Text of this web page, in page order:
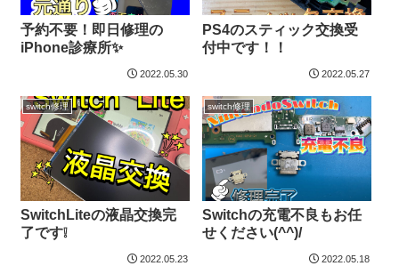
予約不要！即日修理の
iPhone診療所✨
2022.05.30
PS4のスティック交換受
付中です！！
2022.05.27
switch修理
SwitchLiteの液晶交換完
了です❕
2022.05.23
switch修理
Switchの充電不良もお任
せください(^^)/
2022.05.18